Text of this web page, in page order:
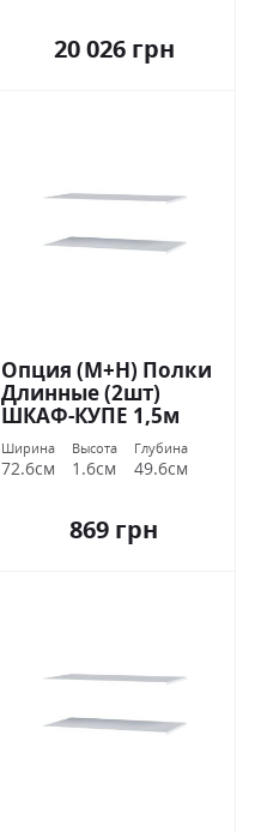
20 026 грн
Опция (М+Н) Полки
Длинные (2шт)
ШКАФ-КУПЕ 1,5м
Стандарт
Ширина
72.6см
Высота
1.6см
Глубина
49.6см
869 грн